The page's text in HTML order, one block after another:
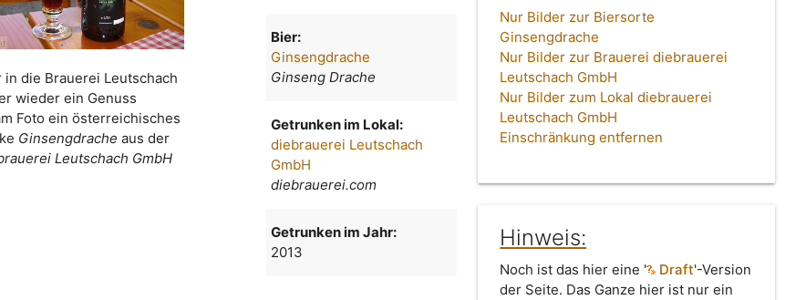
die Brauerei Leutschach
wieder ein Genuss
Foto ein österreichisches
Ginsengdrache aus der
Leutschach GmbH
Bier:
Ginsengdrache
Ginseng Drache
Getrunken im Lokal:
diebrauerei Leutschach
GmbH
diebrauerei.com
Getrunken im Jahr:
2013
Nur Bilder zur Biersorte
Ginsengdrache
Nur Bilder zur Brauerei diebrauerei
Leutschach GmbH
Nur Bilder zum Lokal diebrauerei
Leutschach GmbH
Einschränkung entfernen
Hinweis:
Noch ist das hier eine ' Draft'-Version
der Seite. Das Ganze hier ist nur ein